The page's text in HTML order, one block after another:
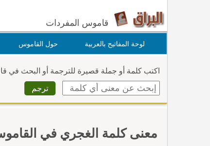
قاموس المفردات
لوحة المفاتيح بالعربية حول القاموس
اكتب كلمة أو جملة قصيرة للترجمة أو البحث في
معنى كلمة الغجري في